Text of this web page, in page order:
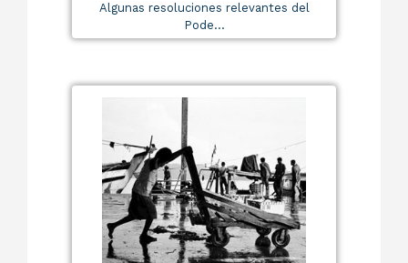
Algunas resoluciones relevantes del
Pode...